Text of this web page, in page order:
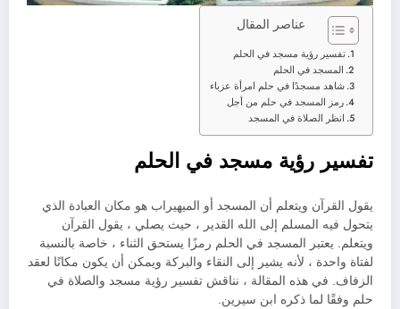
عناصر المقال
تفسير رؤية مسجد في الحلم
المسجد في الحلم
شاهد مسجدًا في حلم امرأة عزباء
رمز المسجد في حلم من أجل
انظر الصلاة في المسجد
تفسير رؤية مسجد في الحلم
يقول القرآن ويتعلم أن المسجد أو الميهيراب هو مكان العبادة الذي
يتحول فيه المسلم إلى الله القدير ، حيث يصلي ، يقول القرآن
ويتعلم. يعتبر المسجد في الحلم رمزًا يستحق الثناء ، خاصة بالنسبة
لفتاة واحدة ، لأنه يشير إلى النقاء والبركة ويمكن أن يكون مكانًا لعقد
الزفاف. في هذه المقالة ، نناقش تفسير رؤية مسجد والصلاة في
حلم وفقًا لما ذكره ابن سيرين.